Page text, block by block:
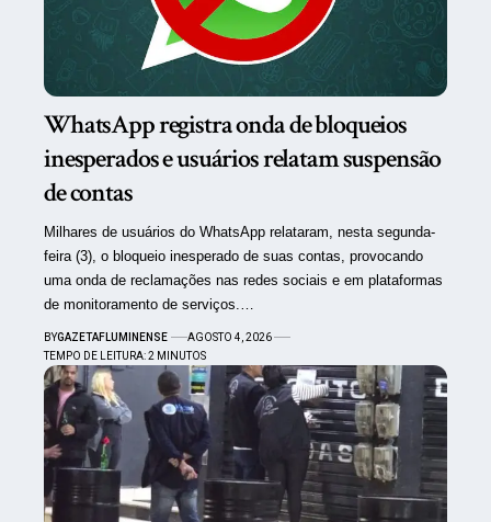
WhatsApp registra onda de bloqueios
inesperados e usuários relatam suspensão
de contas
Milhares de usuários do WhatsApp relataram, nesta segunda-
feira (3), o bloqueio inesperado de suas contas, provocando
uma onda de reclamações nas redes sociais e em plataformas
de monitoramento de serviços.…
BYGAZETAFLUMINENSE
AGOSTO 4, 2026
TEMPO DE LEITURA: 2 MINUTOS